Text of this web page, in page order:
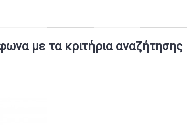
με τα κριτήρια αναζήτησης